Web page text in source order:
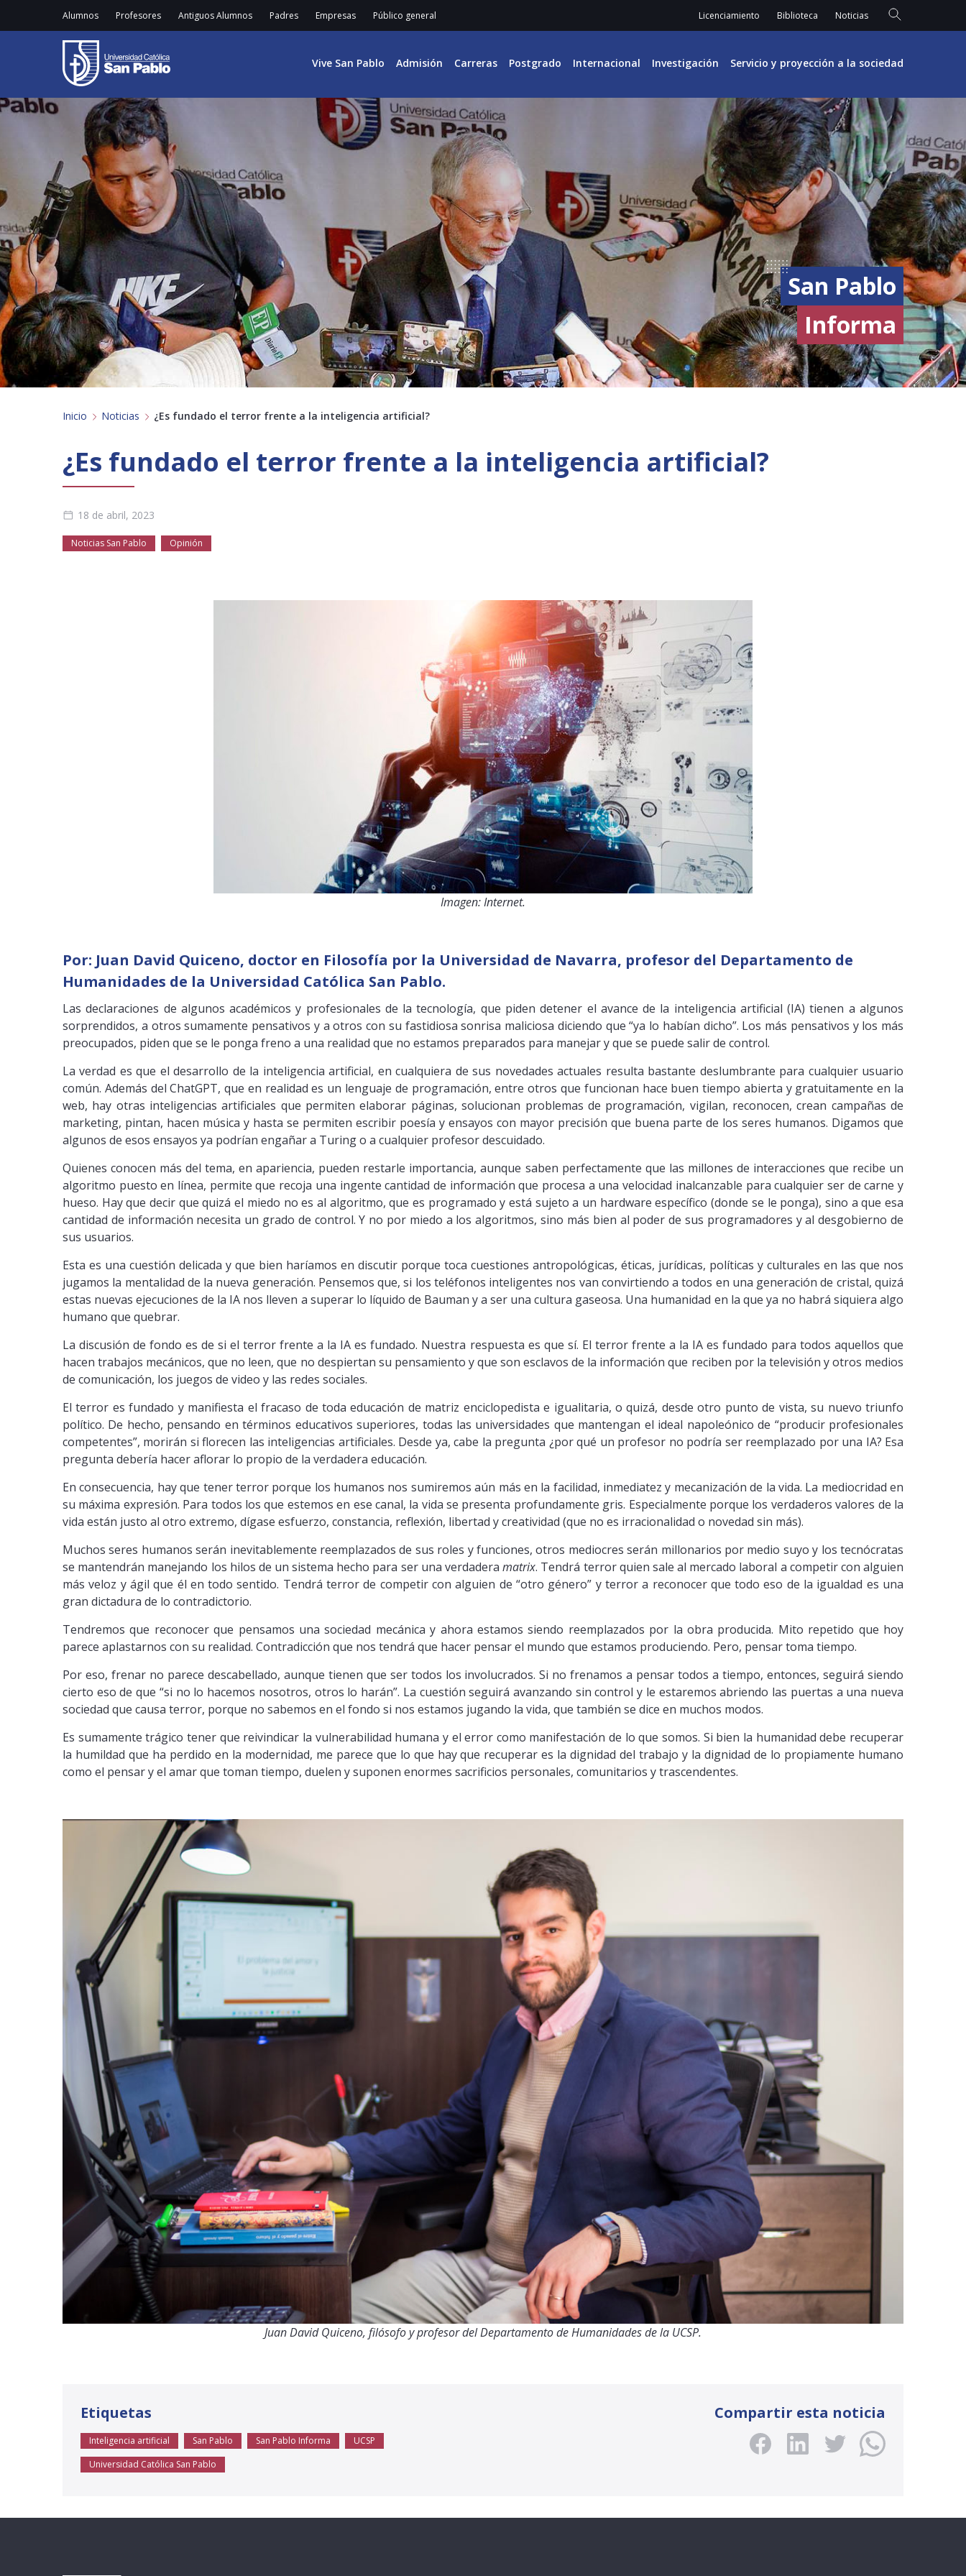
Alumnos Profesores Antiguos Alumnos Padres Empresas Público general Licenciamiento Biblioteca Noticias
Vive San Pablo Admisión Carreras Postgrado Internacional Investigación Servicio y proyección a la sociedad
San Pablo
Informa
Inicio Noticias ¿Es fundado el terror frente a la inteligencia artificial?
¿Es fundado el terror frente a la inteligencia artificial?
18 de abril, 2023
Noticias San Pablo Opinión
Imagen: Internet.
Por: Juan David Quiceno, doctor en Filosofía por la Universidad de Navarra, profesor del Departamento de
Humanidades de la Universidad Católica San Pablo.
Las declaraciones de algunos académicos y profesionales de la tecnología, que piden detener el avance de la inteligencia artificial (IA) tienen a algunos
sorprendidos, a otros sumamente pensativos y a otros con su fastidiosa sonrisa maliciosa diciendo que “ya lo habían dicho”. Los más pensativos y los más
preocupados, piden que se le ponga freno a una realidad que no estamos preparados para manejar y que se puede salir de control.
La verdad es que el desarrollo de la inteligencia artificial, en cualquiera de sus novedades actuales resulta bastante deslumbrante para cualquier usuario
común. Además del ChatGPT, que en realidad es un lenguaje de programación, entre otros que funcionan hace buen tiempo abierta y gratuitamente en la
web, hay otras inteligencias artificiales que permiten elaborar páginas, solucionan problemas de programación, vigilan, reconocen, crean campañas de
marketing, pintan, hacen música y hasta se permiten escribir poesía y ensayos con mayor precisión que buena parte de los seres humanos. Digamos que
algunos de esos ensayos ya podrían engañar a Turing o a cualquier profesor descuidado.
Quienes conocen más del tema, en apariencia, pueden restarle importancia, aunque saben perfectamente que las millones de interacciones que recibe un
algoritmo puesto en línea, permite que recoja una ingente cantidad de información que procesa a una velocidad inalcanzable para cualquier ser de carne y
hueso. Hay que decir que quizá el miedo no es al algoritmo, que es programado y está sujeto a un hardware específico (donde se le ponga), sino a que esa
cantidad de información necesita un grado de control. Y no por miedo a los algoritmos, sino más bien al poder de sus programadores y al desgobierno de
sus usuarios.
Esta es una cuestión delicada y que bien haríamos en discutir porque toca cuestiones antropológicas, éticas, jurídicas, políticas y culturales en las que nos
jugamos la mentalidad de la nueva generación. Pensemos que, si los teléfonos inteligentes nos van convirtiendo a todos en una generación de cristal, quizá
estas nuevas ejecuciones de la IA nos lleven a superar lo líquido de Bauman y a ser una cultura gaseosa. Una humanidad en la que ya no habrá siquiera algo
humano que quebrar.
La discusión de fondo es de si el terror frente a la IA es fundado. Nuestra respuesta es que sí. El terror frente a la IA es fundado para todos aquellos que
hacen trabajos mecánicos, que no leen, que no despiertan su pensamiento y que son esclavos de la información que reciben por la televisión y otros medios
de comunicación, los juegos de video y las redes sociales.
El terror es fundado y manifiesta el fracaso de toda educación de matriz enciclopedista e igualitaria, o quizá, desde otro punto de vista, su nuevo triunfo
político. De hecho, pensando en términos educativos superiores, todas las universidades que mantengan el ideal napoleónico de “producir profesionales
competentes”, morirán si florecen las inteligencias artificiales. Desde ya, cabe la pregunta ¿por qué un profesor no podría ser reemplazado por una IA? Esa
pregunta debería hacer aflorar lo propio de la verdadera educación.
En consecuencia, hay que tener terror porque los humanos nos sumiremos aún más en la facilidad, inmediatez y mecanización de la vida. La mediocridad en
su máxima expresión. Para todos los que estemos en ese canal, la vida se presenta profundamente gris. Especialmente porque los verdaderos valores de la
vida están justo al otro extremo, dígase esfuerzo, constancia, reflexión, libertad y creatividad (que no es irracionalidad o novedad sin más).
Muchos seres humanos serán inevitablemente reemplazados de sus roles y funciones, otros mediocres serán millonarios por medio suyo y los tecnócratas
se mantendrán manejando los hilos de un sistema hecho para ser una verdaderamatrix. Tendrá terror quien sale al mercado laboral a competir con alguien
más veloz y ágil que él en todo sentido. Tendrá terror de competir con alguien de “otro género” y terror a reconocer que todo eso de la igualdad es una
gran dictadura de lo contradictorio.
Tendremos que reconocer que pensamos una sociedad mecánica y ahora estamos siendo reemplazados por la obra producida. Mito repetido que hoy
parece aplastarnos con su realidad. Contradicción que nos tendrá que hacer pensar el mundo que estamos produciendo. Pero, pensar toma tiempo.
Por eso, frenar no parece descabellado, aunque tienen que ser todos los involucrados. Si no frenamos a pensar todos a tiempo, entonces, seguirá siendo
cierto eso de que “si no lo hacemos nosotros, otros lo harán”. La cuestión seguirá avanzando sin control y le estaremos abriendo las puertas a una nueva
sociedad que causa terror, porque no sabemos en el fondo si nos estamos jugando la vida, que también se dice en muchos modos.
Es sumamente trágico tener que reivindicar la vulnerabilidad humana y el error como manifestación de lo que somos. Si bien la humanidad debe recuperar
la humildad que ha perdido en la modernidad, me parece que lo que hay que recuperar es la dignidad del trabajo y la dignidad de lo propiamente humano
como el pensar y el amar que toman tiempo, duelen y suponen enormes sacrificios personales, comunitarios y trascendentes.
Juan David Quiceno, filósofo y profesor del Departamento de Humanidades de la UCSP.
Etiquetas
Inteligencia artificial San Pablo San Pablo Informa
UCSP
Universidad Católica San Pablo
Compartir esta noticia